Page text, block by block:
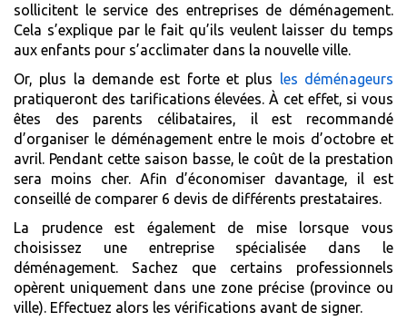
sollicitent le service des entreprises de déménagement.
Cela s’explique par le fait qu’ils veulent laisser du temps
aux enfants pour s’acclimater dans la nouvelle ville.
Or, plus la demande est forte et plus les déménageurs
pratiqueront des tarifications élevées. À cet effet, si vous
êtes des parents célibataires, il est recommandé
d’organiser le déménagement entre le mois d’octobre et
avril. Pendant cette saison basse, le coût de la prestation
sera moins cher. Afin d’économiser davantage, il est
conseillé de comparer 6 devis de différents prestataires.
La prudence est également de mise lorsque vous
choisissez une entreprise spécialisée dans le
déménagement. Sachez que certains professionnels
opèrent uniquement dans une zone précise (province ou
ville). Effectuez alors les vérifications avant de signer.